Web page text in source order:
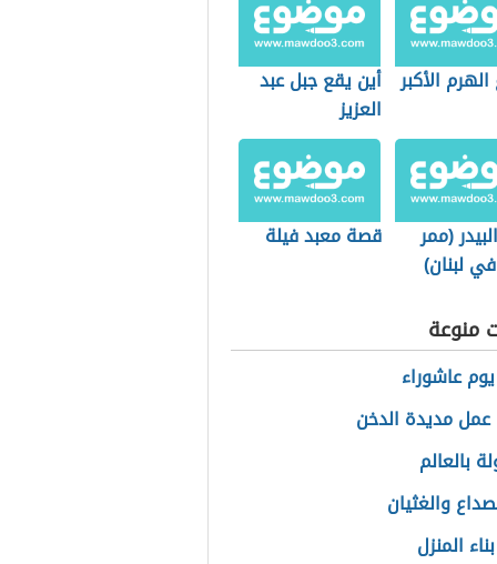
الهرم الأكبر أين يقع جبل عبد
العزيز
(ممر
لبنان)
قصة معبد فيلة
منوعة
عاشوراء
مديدة الدخن
بالعالم
والغثيان
المنزل